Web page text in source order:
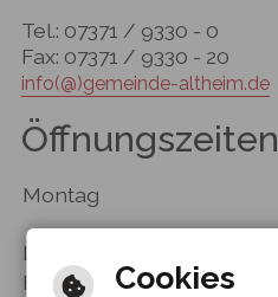
Tel.: 07371 / 9330 - 0
Fax: 07371 / 9330 - 20
info(@)gemeinde-altheim.de
Öffnungszeiten
Montag
Dienstag - Donnerstag
Freitag
Cookies